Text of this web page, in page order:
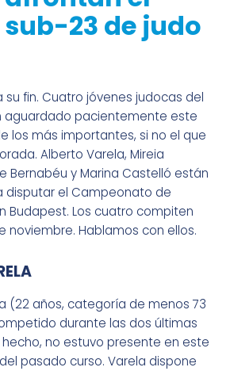
sub-23 de judo
su fin. Cuatro jóvenes judocas del
aguardado pacientemente este
los más importantes, si no el que
Alberto Varela, Mireia
Bernabéu y Marina Castelló están
disputar el Campeonato de
Budapest. Los cuatro compiten
noviembre. Hablamos con ellos.
(22 años, categoría de menos 73
durante las dos últimas
no estuvo presente en este
pasado curso. Varela dispone